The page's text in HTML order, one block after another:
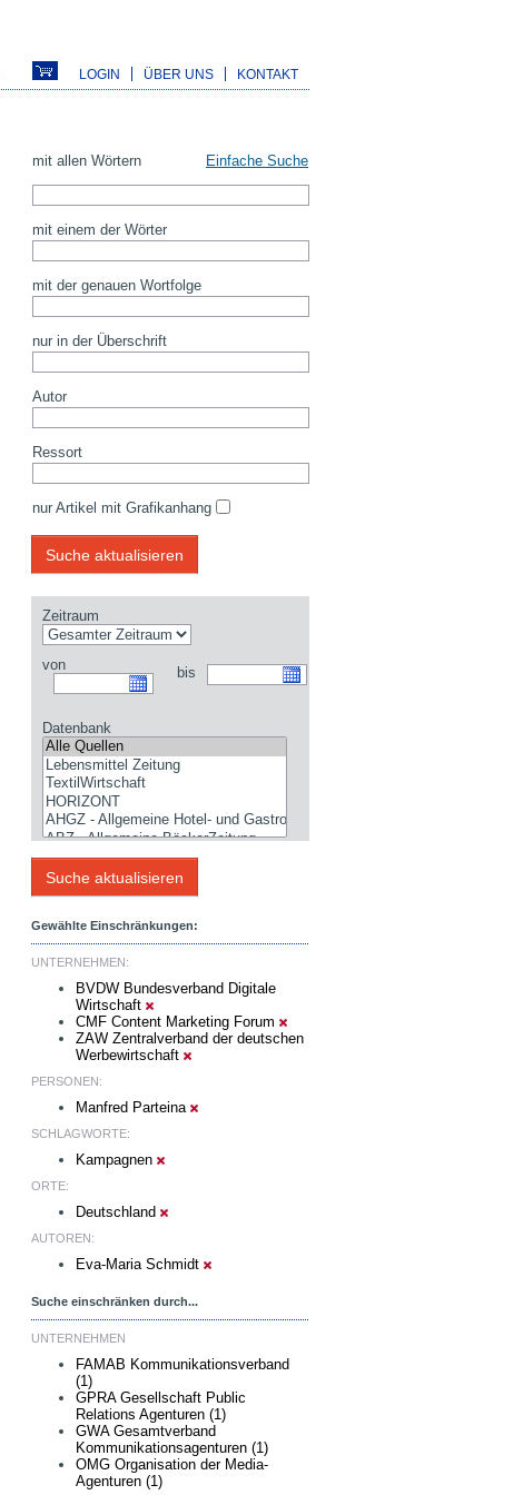
LOGIN ÜBER UNS KONTAKT
mit allen Wörtern Einfache Suche
mit einem der Wörter
mit der genauen Wortfolge
nur in der Überschrift
Autor
Ressort
nur Artikel mit Grafikanhang
Zeitraum
von bis
Datenbank
Gewählte Einschränkungen:
UNTERNEHMEN:
BVDW Bundesverband Digitale
Wirtschaft
CMF Content Marketing Forum
ZAW Zentralverband der deutschen
Werbewirtschaft
PERSONEN:
Manfred Parteina
SCHLAGWORTE:
Kampagnen
ORTE:
Deutschland
AUTOREN:
Eva-Maria Schmidt
Suche einschränken durch...
UNTERNEHMEN
FAMAB Kommunikationsverband
(1)
GPRA Gesellschaft Public
Relations Agenturen (1)
GWA Gesamtverband
Kommunikationsagenturen (1)
OMG Organisation der Media-
Agenturen (1)